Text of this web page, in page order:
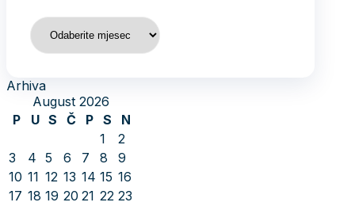
Arhiva
Arhiva
August 2026
P
U S Č P S
N
1
2
3
4 5 6 7 8
9
10 11 12 13 14 15 16
17 18 19 20 21 22 23